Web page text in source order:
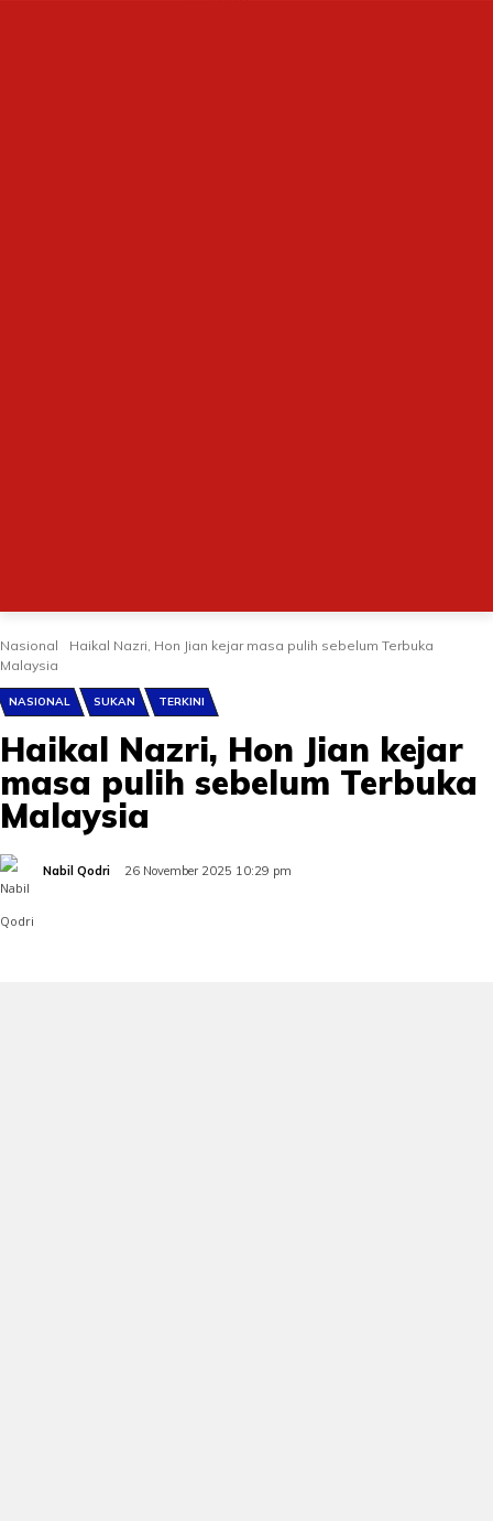
Nasional
Haikal Nazri, Hon Jian kejar masa pulih sebelum Terbuka
Malaysia
NASIONAL SUKAN TERKINI
Haikal Nazri, Hon Jian kejar
masa pulih sebelum Terbuka
Malaysia
Nabil Qodri 26 November 2025 10:29 pm